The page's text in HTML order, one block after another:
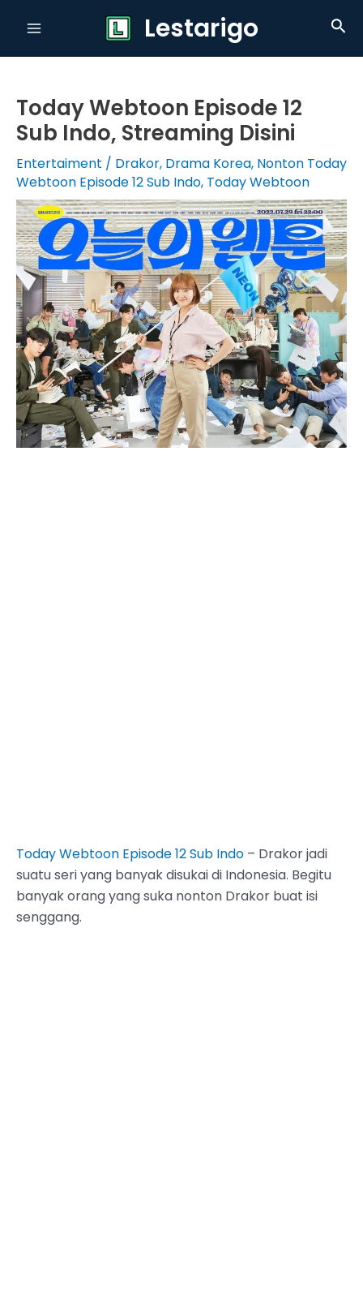
Lestarigo
Today Webtoon Episode 12
Sub Indo, Streaming Disini
Entertaiment / Drakor, Drama Korea, Nonton Today
Webtoon Episode 12 Sub Indo, Today Webtoon
Today Webtoon Episode 12 Sub Indo – Drakor jadi
suatu seri yang banyak disukai di Indonesia. Begitu
banyak orang yang suka nonton Drakor buat isi
senggang.